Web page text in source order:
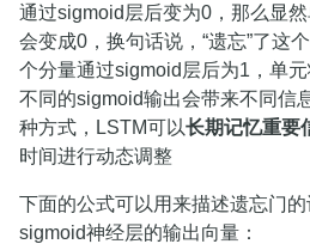
通过sigmoid层后变为0，那么显
会变成0，换句话说，“遗忘”了这
个分量通过sigmoid层后为1，单元
不同的sigmoid输出会带来不同信
种方式，LSTM可以长期记忆重要
时间进行动态调整
下面的公式可以用来描述遗忘门的
sigmoid神经层的输出向量：